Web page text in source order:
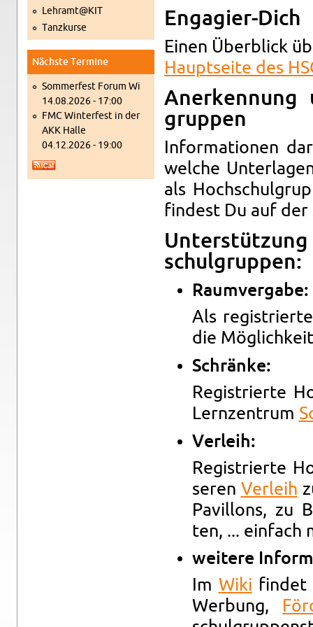
Lehramt@​KIT
Tanz­kur­se
Nächs­te Ter­mi­ne
Som­mer­fest Forum Wi
14.08.2026 - 17:00
FMC Win­ter­fest in der
AKK Halle
04.12.2026 - 19:00
En­ga­gier-Dich
Einen Über­blick
Haupt­sei­te des
An­er­ken­nung
grup­pen
In­for­ma­tio­nen
wel­che
als
fin­dest Du auf
schul­grup­pen:
Raum­ver­ga­be:
Als
die
Schrän­ke:
Re­gis­trier­te
Lern­zen­trum
Ver­leih:
Re­gis­trier­te
se­ren Ver­leih
Pa­vil­lons, zu
ten, ... ein­fach
wei­te­re
Im Wiki fin­det
Wer­bung,